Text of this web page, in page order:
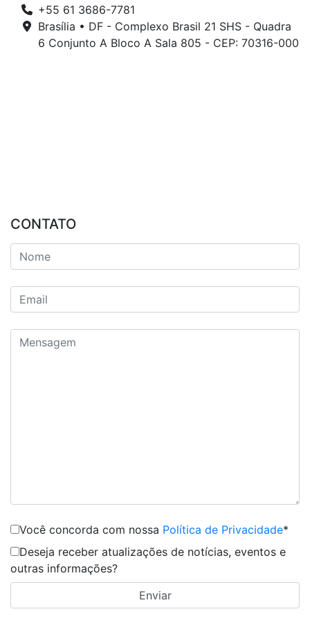
+55 61 3686-7781
Brasília • DF - Complexo Brasil 21 SHS - Quadra
6 Conjunto A Bloco A Sala 805 - CEP: 70316-000
CONTATO
Você concorda com nossa Política de Privacidade*
Deseja receber atualizações de notícias, eventos e
outras informações?